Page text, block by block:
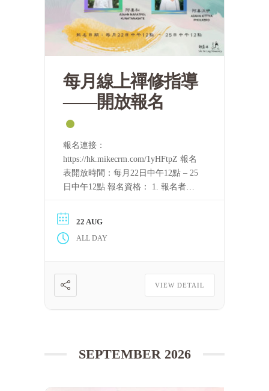
每月線上禪修指導
——開放報名
報名連接：
https://hk.mikecrm.com/1yHFtpZ 報名
表開放時間：每月22日中午12點 – 25
日中午12點 報名資格： 1. 報名者需
「泰國四念處禪修課程」的音頻，或
只要可以滿足上述條件，每一位修
22 AUG
ALL DAY
VIEW DETAIL
SEPTEMBER 2026